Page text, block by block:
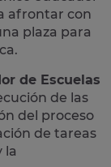
afrontar con
plaza para
de Escuelas
de las
del proceso
de tareas
la